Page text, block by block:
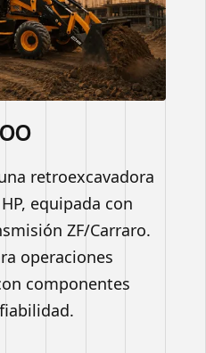
retroexcavadora
equipada con
ZF/Carraro.
operaciones
componentes